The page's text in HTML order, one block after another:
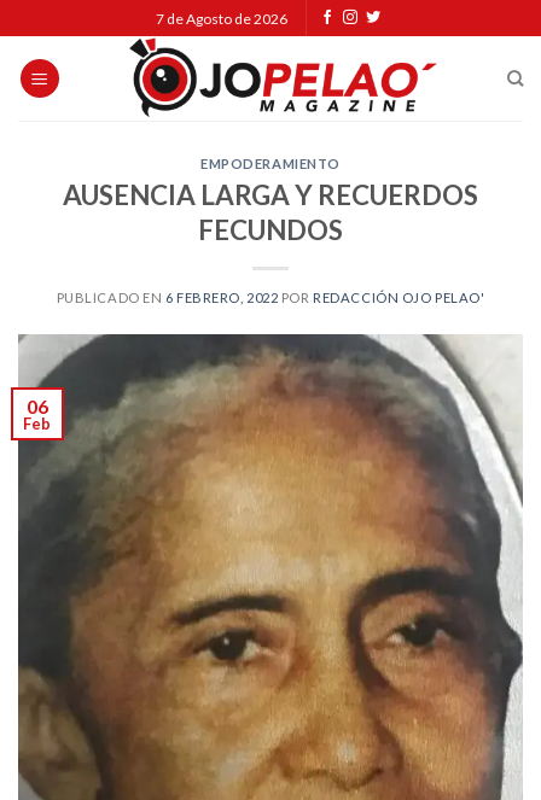
to
content
7 de Agosto de 2026
EMPODERAMIENTO
AUSENCIA LARGA Y RECUERDOS
FECUNDOS
PUBLICADO EN 6 FEBRERO, 2022 POR REDACCIÓN OJO PELAO'
06
Feb